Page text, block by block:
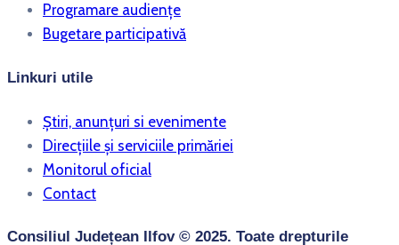
Programare audiențe
Bugetare participativă
Linkuri utile
Știri, anunțuri si evenimente
Direcțiile și serviciile primăriei
Monitorul oficial
Contact
Consiliul Județean Ilfov © 2025. Toate drepturile